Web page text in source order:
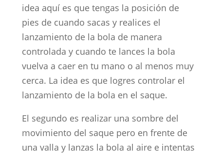
idea aquí es que tengas la posición de
pies de cuando sacas y realices el
lanzamiento de la bola de manera
controlada y cuando te lances la bola
vuelva a caer en tu mano o al menos muy
cerca. La idea es que logres controlar el
lanzamiento de la bola en el saque.
El segundo es realizar una sombre del
movimiento del saque pero en frente de
una valla y lanzas la bola al aire e intentas